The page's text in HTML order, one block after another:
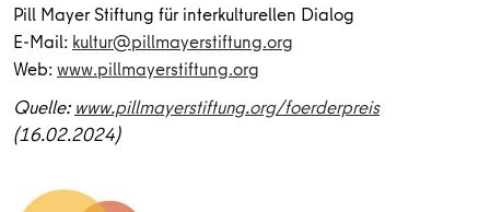
Pill Mayer Stiftung für interkulturellen Dialog
E-Mail: kultur@pillmayerstiftung.org
Web:www.pillmayerstiftung.org
Quelle: www.pillmayerstiftung.org/foerderpreis
(16.02.2024)